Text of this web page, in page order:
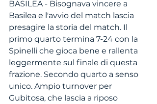
BASILEA - Bisognava vincere a
Basilea e l'avvio del match lascia
presagire la storia del match. Il
primo quarto termina 7-24 con la
Spinelli che gioca bene e rallenta
leggermente sul finale di questa
frazione. Secondo quarto a senso
unico. Ampio turnover per
Gubitosa, che lascia a riposo